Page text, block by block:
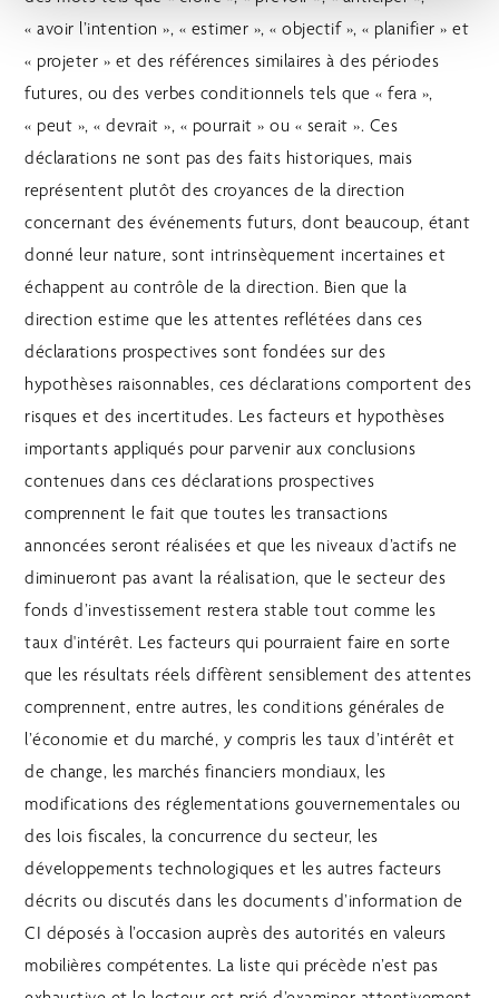
« avoir l’intention », « estimer », « objectif », « planifier » et
« projeter » et des références similaires à des périodes
futures, ou des verbes conditionnels tels que « fera »,
« peut », « devrait », « pourrait » ou « serait ». Ces
déclarations ne sont pas des faits historiques, mais
représentent plutôt des croyances de la direction
concernant des événements futurs, dont beaucoup, étant
donné leur nature, sont intrinsèquement incertaines et
échappent au contrôle de la direction. Bien que la
direction estime que les attentes reflétées dans ces
déclarations prospectives sont fondées sur des
hypothèses raisonnables, ces déclarations comportent des
risques et des incertitudes. Les facteurs et hypothèses
importants appliqués pour parvenir aux conclusions
contenues dans ces déclarations prospectives
comprennent le fait que toutes les transactions
annoncées seront réalisées et que les niveaux d’actifs ne
diminueront pas avant la réalisation, que le secteur des
fonds d’investissement restera stable tout comme les
taux d'intérêt. Les facteurs qui pourraient faire en sorte
que les résultats réels diffèrent sensiblement des attentes
comprennent, entre autres, les conditions générales de
l’économie et du marché, y compris les taux d’intérêt et
de change, les marchés financiers mondiaux, les
modifications des réglementations gouvernementales ou
des lois fiscales, la concurrence du secteur, les
développements technologiques et les autres facteurs
décrits ou discutés dans les documents d’information de
CI déposés à l’occasion auprès des autorités en valeurs
mobilières compétentes. La liste qui précède n’est pas